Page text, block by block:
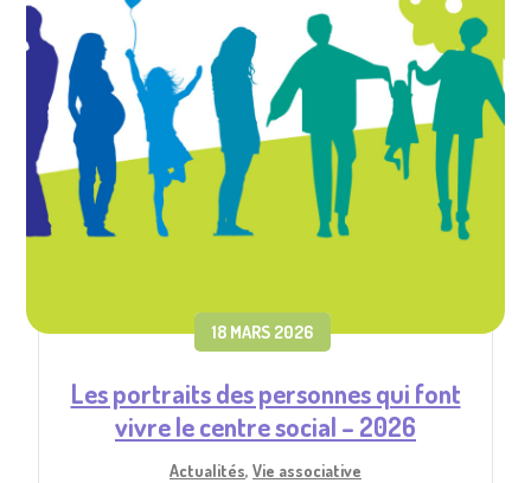
18 MARS 2026
Les portraits des personnes qui font
vivre le centre social – 2026
Actualités, Vie associative